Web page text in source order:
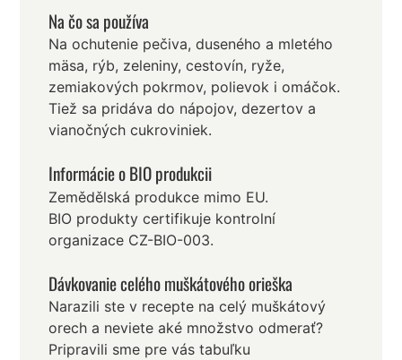
Na čo sa používa
Na ochutenie pečiva, duseného a mletého
mäsa, rýb, zeleniny, cestovín, ryže,
zemiakových pokrmov, polievok i omáčok.
Tiež sa pridáva do nápojov, dezertov a
vianočných cukroviniek.
Informácie o BIO produkcii
Zemědělská produkce mimo EU.
BIO produkty certifikuje kontrolní
organizace CZ-BIO-003.
Dávkovanie celého muškátového orieška
Narazili ste v recepte na celý muškátový
orech a neviete aké množstvo odmerať?
Pripravili sme pre vás tabuľku